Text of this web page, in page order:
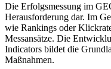
Die Erfolgsmessung im
Herausforderung dar. Im
wie Rankings oder
Messansätze. Die
Indicators bildet die
Maßnahmen.